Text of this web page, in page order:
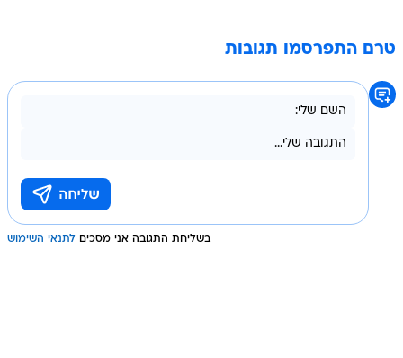
טרם התפרסמו תגובות
בשליחת התגובה אני מסכים לתנאי השימוש